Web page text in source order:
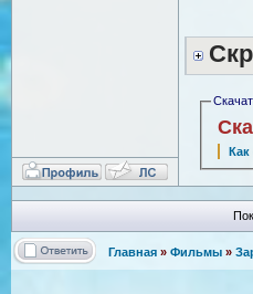
Как
Главная » Фильмы »